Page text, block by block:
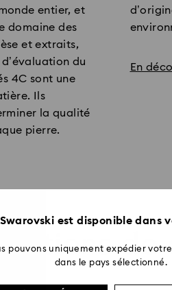
entier, et
domaine des
et extraits,
du
4C sont une
Ils
la qualité
pierre.
En
Swarovski est disponible dans
pouvons uniquement expédier
dans le pays sélectionné.